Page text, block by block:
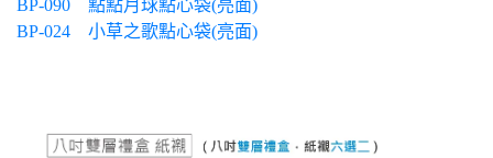
BP-090 點點月球點心袋(亮面)
BP-024 小草之歌點心袋(亮面)